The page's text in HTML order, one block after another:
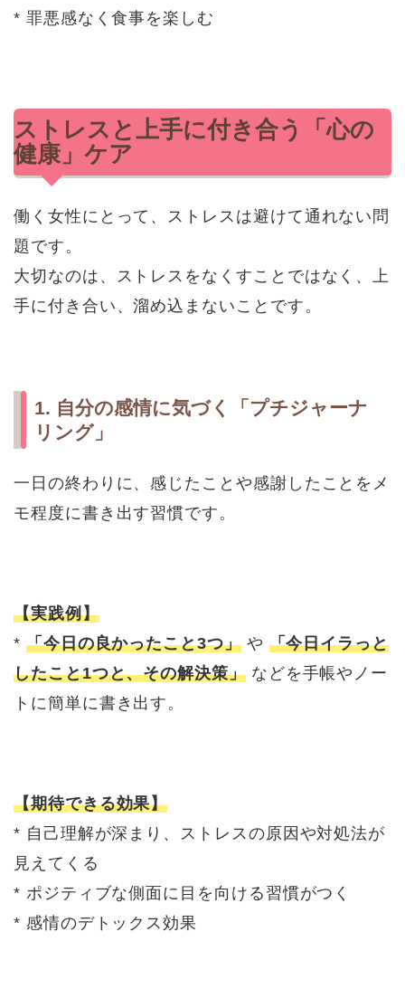
* 罪悪感なく食事を楽しむ
ストレスと上手に付き合う「心の
健康」ケア
働く女性にとって、ストレスは避けて通れない問
題です。
大切なのは、ストレスをなくすことではなく、上
手に付き合い、溜め込まないことです。
1. 自分の感情に気づく「プチジャーナ
リング」
一日の終わりに、感じたことや感謝したことをメ
モ程度に書き出す習慣です。
【実践例】
* 「今日の良かったこと3つ」や 「今日イラっと
したこと1つと、その解決策」などを手帳やノー
トに簡単に書き出す。
【期待できる効果】
* 自己理解が深まり、ストレスの原因や対処法が
見えてくる
* ポジティブな側面に目を向ける習慣がつく
* 感情のデトックス効果